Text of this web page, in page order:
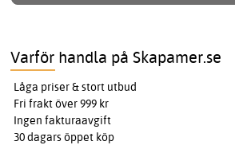
Varför handla på Skapamer.se
Låga priser & stort utbud
Fri frakt över 999 kr
Ingen fakturaavgift
30 dagars öppet köp